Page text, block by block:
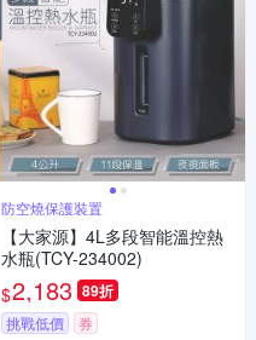
防空燒保護裝置
【大家源】4L多段智能溫控熱
水瓶(TCY-234002)
$2,183 89折
挑戰低價 券